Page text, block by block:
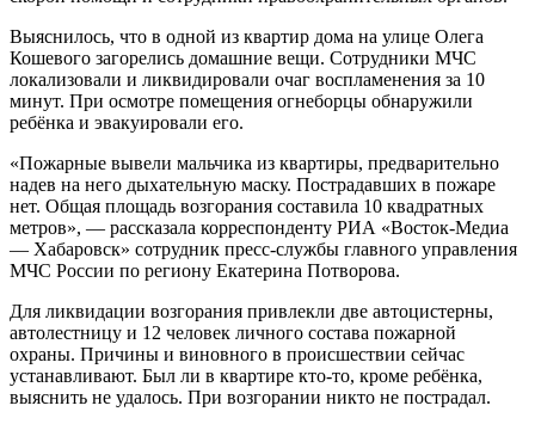
Выяснилось, что в одной из квартир дома на улице Олега
Кошевого загорелись домашние вещи. Сотрудники МЧС
локализовали и ликвидировали очаг воспламенения за 10
минут. При осмотре помещения огнеборцы обнаружили
ребёнка и эвакуировали его.
«Пожарные вывели мальчика из квартиры, предварительно
надев на него дыхательную маску. Пострадавших в пожаре
нет. Общая площадь возгорания составила 10 квадратных
метров», — рассказала корреспонденту РИА «Восток-Медиа
— Хабаровск» сотрудник пресс-службы главного управления
МЧС России по региону Екатерина Потворова.
Для ликвидации возгорания привлекли две автоцистерны,
автолестницу и 12 человек личного состава пожарной
охраны. Причины и виновного в происшествии сейчас
устанавливают. Был ли в квартире кто-то, кроме ребёнка,
выяснить не удалось. При возгорании никто не пострадал.